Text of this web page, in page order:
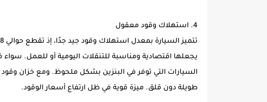
4. استهلاك وقود معقول
يجعلها اقتصادية ومناسبة للتنقلات اليومية أو للعمل.
السيارات التي توفر في البنزين بشكل ملحوظ. ومع خزان
طويلة دون قلق. ميزة قوية في ظل ارتفاع أسعار الوقود.